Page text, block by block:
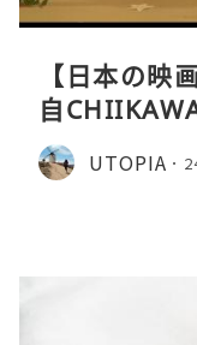
【日本の映
自
CHIIKAWA
UTOPIA